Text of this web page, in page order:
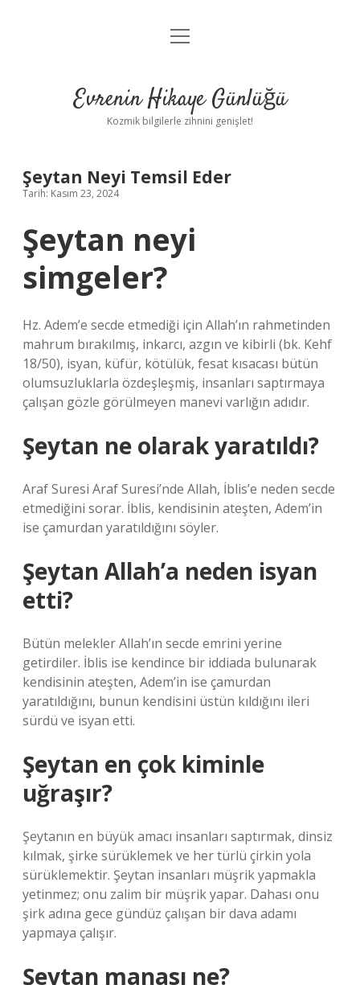
Anasayfa
Yasal Uyarı
menüyü
Evrenin Hikaye Günlüğü
Kozmik bilgilerle zihnini genişlet!
Şeytan Neyi Temsil Eder
Tarih: Kasım 23, 2024
Şeytan neyi
simgeler?
Hz. Adem’e secde etmediği için Allah’ın rahmetinden
mahrum bırakılmış, inkarcı, azgın ve kibirli (bk. Kehf
18/50), isyan, küfür, kötülük, fesat kısacası bütün
olumsuzluklarla özdeşleşmiş, insanları saptırmaya
çalışan gözle görülmeyen manevi varlığın adıdır.
Şeytan ne olarak yaratıldı?
Araf Suresi Araf Suresi’nde Allah, İblis’e neden secde
etmediğini sorar. İblis, kendisinin ateşten, Adem’in
ise çamurdan yaratıldığını söyler.
Şeytan Allah’a neden isyan
etti?
Bütün melekler Allah’ın secde emrini yerine
getirdiler. İblis ise kendince bir iddiada bulunarak
kendisinin ateşten, Adem’in ise çamurdan
yaratıldığını, bunun kendisini üstün kıldığını ileri
sürdü ve isyan etti.
Şeytan en çok kiminle
uğraşır?
Şeytanın en büyük amacı insanları saptırmak, dinsiz
kılmak, şirke sürüklemek ve her türlü çirkin yola
sürüklemektir. Şeytan insanları müşrik yapmakla
yetinmez; onu zalim bir müşrik yapar. Dahası onu
şirk adına gece gündüz çalışan bir dava adamı
yapmaya çalışır.
Şeytan manası ne?